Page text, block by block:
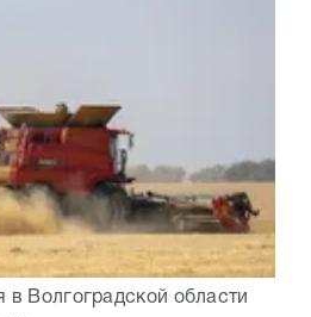
в Волгоградской области